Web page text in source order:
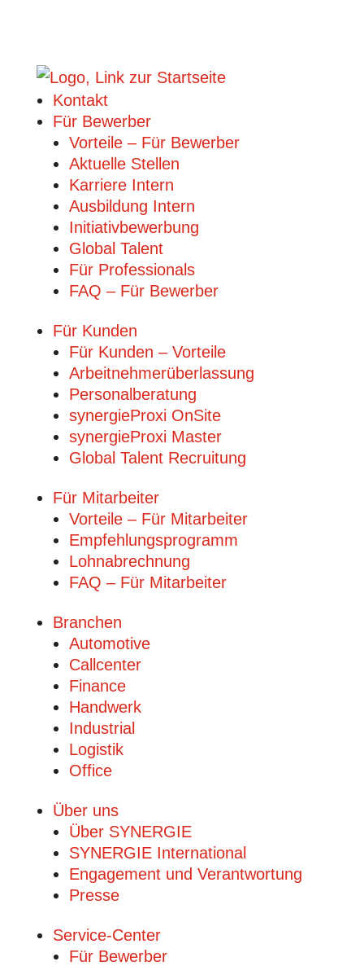
Kontakt
Für Bewerber
Vorteile – Für Bewerber
Aktuelle Stellen
Karriere Intern
Ausbildung Intern
Initiativbewerbung
Global Talent
Für Professionals
FAQ – Für Bewerber
Für Kunden
Für Kunden – Vorteile
Arbeitnehmerüberlassung
Personalberatung
synergieProxi OnSite
synergieProxi Master
Global Talent Recruitung
Für Mitarbeiter
Vorteile – Für Mitarbeiter
Empfehlungsprogramm
Lohnabrechnung
FAQ – Für Mitarbeiter
Branchen
Automotive
Callcenter
Finance
Handwerk
Industrial
Logistik
Office
Über uns
Über SYNERGIE
SYNERGIE International
Engage­ment und Verantwor­tung
Presse
Service-Center
Für Bewerber